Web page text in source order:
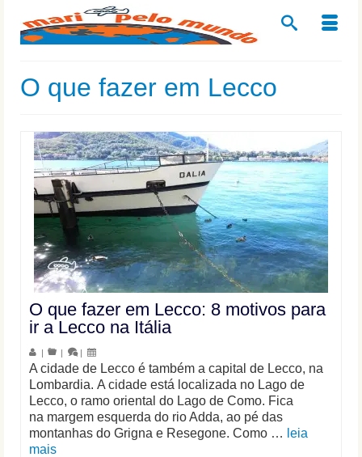
O que fazer em Lecco
O que fazer em Lecco: 8 motivos para
ir a Lecco na Itália
| | |
A cidade de Lecco é também a capital de Lecco, na
Lombardia. A cidade está localizada no Lago de
Lecco, o ramo oriental do Lago de Como. Fica
na margem esquerda do rio Adda, ao pé das
montanhas do Grigna e Resegone. Como … leia
mais